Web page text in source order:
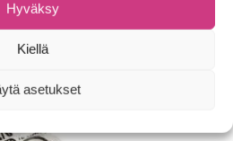
Hyväksy
Kiellä
asetukset